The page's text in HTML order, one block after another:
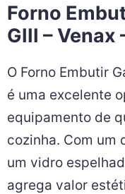
Forno
GIII – Venax
O Forno Embutir
é uma excelente
equipamento de
cozinha. Com um
um vidro
agrega valor